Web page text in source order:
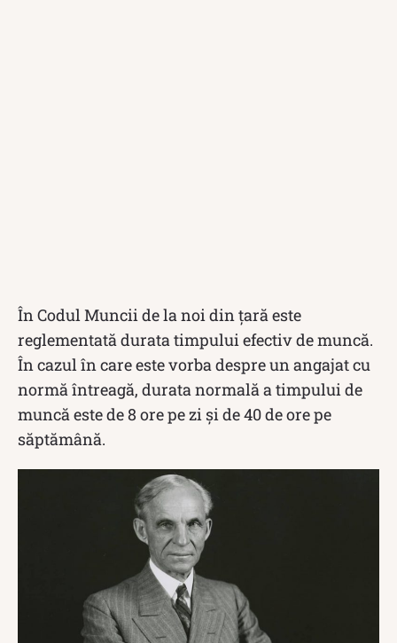
În Codul Muncii de la noi din țară este
reglementată durata timpului efectiv de muncă.
În cazul în care este vorba despre un angajat cu
normă întreagă, durata normală a timpului de
muncă este de 8 ore pe zi şi de 40 de ore pe
săptămână.